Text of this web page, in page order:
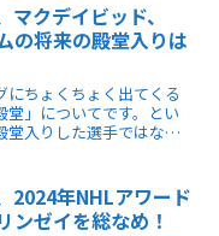
マクデイビッド、
の将来の殿堂入りは
にちょくちょく出てくる
堂」についてです。とい
堂入りした選手ではな
チームのスター選手ばか
2024年NHLアワード
ンゼイを総なめ！